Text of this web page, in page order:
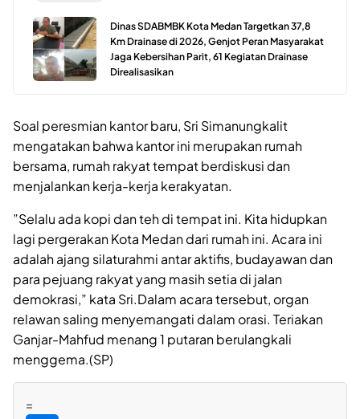
Dinas SDABMBK Kota Medan Targetkan 37,8
Km Drainase di 2026, Genjot Peran Masyarakat
Jaga Kebersihan Parit, 61 Kegiatan Drainase
Direalisasikan
Soal peresmian kantor baru, Sri Simanungkalit
mengatakan bahwa kantor ini merupakan rumah
bersama, rumah rakyat tempat berdiskusi dan
menjalankan kerja-kerja kerakyatan.
”Selalu ada kopi dan teh di tempat ini. Kita hidupkan
lagi pergerakan Kota Medan dari rumah ini. Acara ini
adalah ajang silaturahmi antar aktifis, budayawan dan
para pejuang rakyat yang masih setia di jalan
demokrasi,” kata Sri.Dalam acara tersebut, organ
relawan saling menyemangati dalam orasi. Teriakan
Ganjar-Mahfud menang 1 putaran berulangkali
menggema.(SP)
=